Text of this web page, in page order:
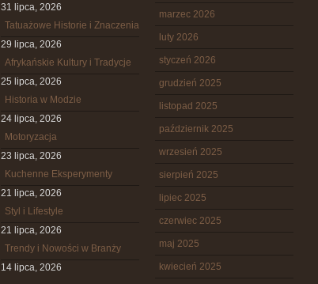
31 lipca, 2026
Tatuażowe Historie i Znaczenia
29 lipca, 2026
Afrykańskie Kultury i Tradycje
25 lipca, 2026
Historia w Modzie
24 lipca, 2026
Motoryzacja
23 lipca, 2026
Kuchenne Eksperymenty
21 lipca, 2026
Styl i Lifestyle
21 lipca, 2026
Trendy i Nowości w Branży
14 lipca, 2026
marzec 2026
luty 2026
styczeń 2026
grudzień 2025
listopad 2025
październik 2025
wrzesień 2025
sierpień 2025
lipiec 2025
czerwiec 2025
maj 2025
kwiecień 2025